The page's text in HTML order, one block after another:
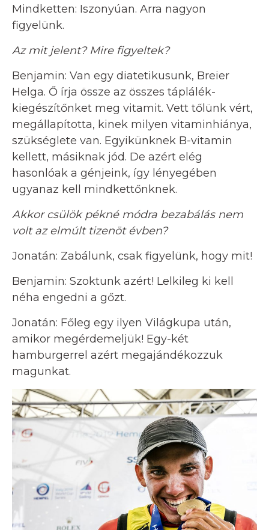
Mindketten: Iszonyúan. Arra nagyon
figyelünk.
Az mit jelent? Mire figyeltek?
Benjamin: Van egy diatetikusunk, Breier
Helga. Ő írja össze az összes táplálék-
kiegészítőnket meg vitamit. Vett tőlünk vért,
megállapította, kinek milyen vitaminhiánya,
szükséglete van. Egyikünknek B-vitamin
kellett, másiknak jód. De azért elég
hasonlóak a génjeink, így lényegében
ugyanaz kell mindkettőnknek.
Akkor csülök pékné módra bezabálás nem
volt az elmúlt tizenöt évben?
Jonatán: Zabálunk, csak figyelünk, hogy mit!
Benjamin: Szoktunk azért! Lelkileg ki kell
néha engedni a gőzt.
Jonatán: Főleg egy ilyen Világkupa után,
amikor megérdemeljük! Egy-két
hamburgerrel azért megajándékozzuk
magunkat.